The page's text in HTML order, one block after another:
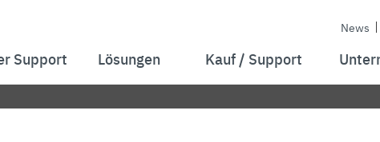
News
Support Lösungen Kauf / Support